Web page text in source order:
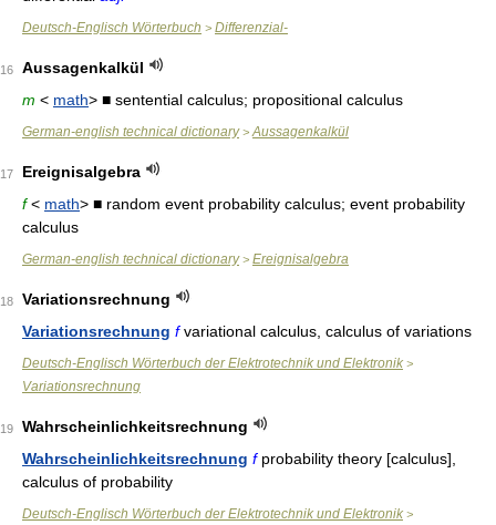
Deutsch-Englisch Wörterbuch > Differenzial-
16
Aussagenkalkül
m < math> ■ sentential calculus; propositional calculus
German-english technical dictionary> Aussagenkalkül
17
Ereignisalgebra
f< math> ■ random event probability calculus; event probability
calculus
German-english technical dictionary> Ereignisalgebra
18
Variationsrechnung
Variationsrechnung fvariational calculus, calculus of variations
Deutsch-Englisch Wörterbuch der Elektrotechnik und Elektronik >
Variationsrechnung
19
Wahrscheinlichkeitsrechnung
Wahrscheinlichkeitsrechnung fprobability theory [calculus],
calculus of probability
Deutsch-Englisch Wörterbuch der Elektrotechnik und Elektronik >